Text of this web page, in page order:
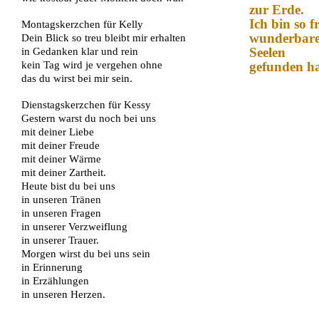
Montagskerzchen für Kelly
Dein Blick so treu bleibt mir erhalten
in Gedanken klar und rein
kein Tag wird je vergehen ohne
das du wirst bei mir sein.
Dienstagskerzchen für Kessy
Gestern warst du noch bei uns
mit deiner Liebe
mit deiner Freude
mit deiner Wärme
mit deiner Zartheit.
Heute bist du bei uns
in unseren Tränen
in unseren Fragen
in unserer Verzweiflung
in unserer Trauer.
Morgen wirst du bei uns sein
in Erinnerung
in Erzählungen
in unseren Herzen.
zur Erde.
Ich bin so
Seelen
gefunden